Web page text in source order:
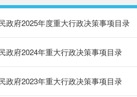
政府2025年度重大行政决策事项目录
政府2024年重大行政决策事项目录
政府2023年重大行政决策事项目录